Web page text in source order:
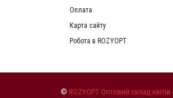
Оплата
Карта сайту
Робота в ROZYOPT
© ROZYOPT Оптовий склад квітів